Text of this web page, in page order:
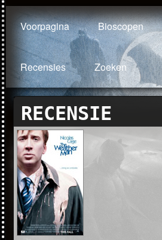
Voorpagina Bioscopen
Recensies Zoeken
RECENSIE